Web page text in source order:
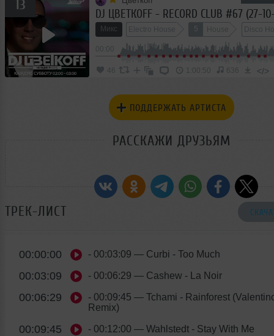
13
DJ ЦВЕТКОFF - RECORD CLUB #67 (27-
Микс Electro House 5 House Disco
46 1:00:50 636 </>
ПОДДЕРЖАТЬ АРТИСТА
РАССКАЖИ ДРУЗЬЯМ
ТРЕК-ЛИСТ
00:00:00 - 00:03:09 — Curbi - Too Much
00:03:09 - 00:06:29 — Cashew - La Noir
00:06:29 - 00:09:45 — Tchami - Rainforest
Remix)
00:09:45 - 00:12:00 — Wahlstedt - Stay With Me